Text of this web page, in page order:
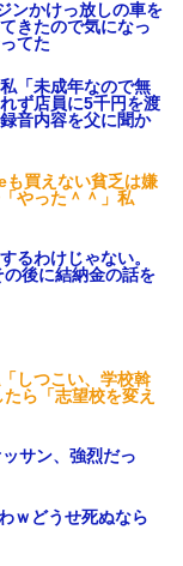
ンかけっ放しの車を
きたので気になっ
てた
「未成年なので無
ず店員に5千円を渡
音内容を父に聞か
買えない貧乏は嫌
やった＾＾」私
るわけじゃない。
後に結納金の話を
しつこい、学校斡
ら「志望校を変え
サン、強烈だっ
ｗどうせ死ぬなら